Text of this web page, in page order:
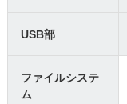
USB部
ファイルシステ
ム